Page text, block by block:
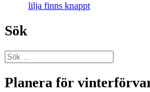
lilja finns knappt
Sök
Sök
efter:
Planera för